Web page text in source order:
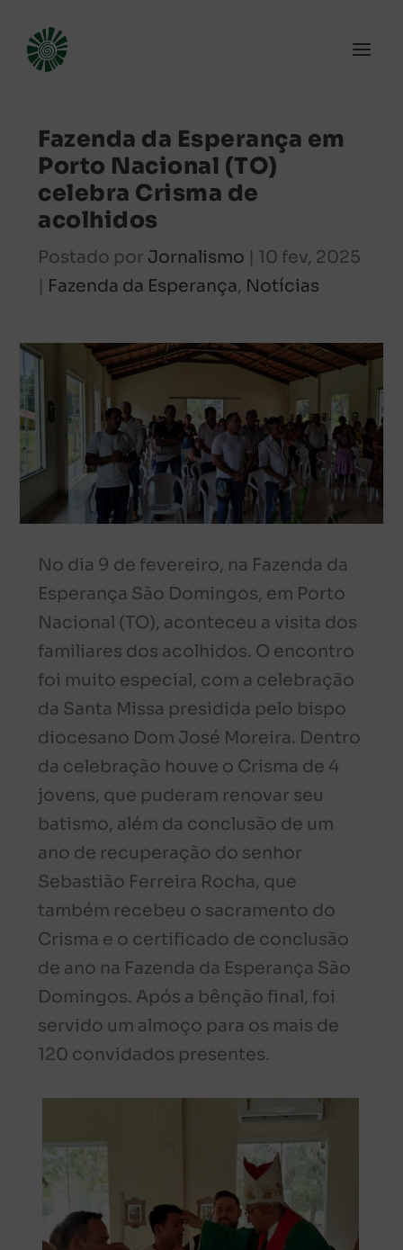
Fazenda da Esperança em
Porto Nacional (TO)
celebra Crisma de
acolhidos
Postado por Jornalismo | 10 fev, 2025
| Fazenda da Esperança, Notícias
No dia 9 de fevereiro, na Fazenda da
Esperança São Domingos, em Porto
Nacional (TO), aconteceu a visita dos
familiares dos acolhidos. O encontro
foi muito especial, com a celebração
da Santa Missa presidida pelo bispo
diocesano Dom José Moreira. Dentro
da celebração houve o Crisma de 4
jovens, que puderam renovar seu
batismo, além da conclusão de um
ano de recuperação do senhor
Sebastião Ferreira Rocha, que
também recebeu o sacramento do
Crisma e o certificado de conclusão
de ano na Fazenda da Esperança São
Domingos. Após a bênção final, foi
servido um almoço para os mais de
120 convidados presentes.